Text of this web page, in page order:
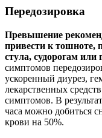
Передозировка
Превышение
привести к тошноте,
стула, судорогам
симптомов
ускоренный диурез,
лекарственных
симптомов. В
часа можно добиться
крови на 50%.